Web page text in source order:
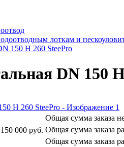
лоткам и
150 H 260 SteePro
DN 150
Общая сумма заказа
000 руб. Общая сумма заказа
Общая сумма заказа